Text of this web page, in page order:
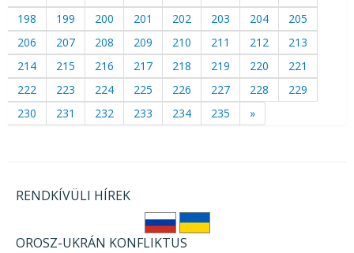
198
199 200 201 202 203 204
205
206
207 208 209 210 211 212
213
214
215 216 217 218 219 220
221
222
223 224 225 226 227 228
229
230
231 232 233 234 235 »
RENDKÍVÜLI HÍREK
OROSZ-UKRÁN KONFLIKTUS